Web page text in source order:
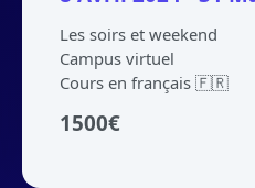
Les soirs et weekend
Campus virtuel
Cours en français 🇫🇷
1500€